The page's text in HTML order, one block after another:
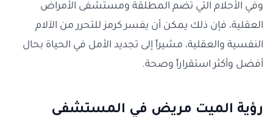
وفي الأحلام التي تضم المطلقة ومستشفى الأمراض
العقلية، فإن ذلك يمكن أن يفسر كرمز للتحرر من الآلام
النفسية والعقلية، مشيراً إلى تجديد الأمل في الحياة بحال
أفضل وأكثر استقراراً وصحة.
رؤية الميت مريض في المستشفى